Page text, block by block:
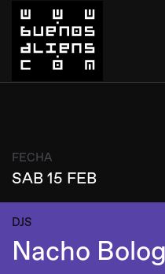
FECHA
SAB 15 FEB
DJS
Nacho